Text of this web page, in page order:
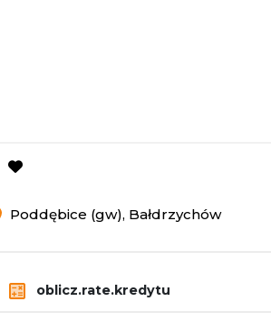
favorite
Bałdrzychów
Poddębice (gw), Bałdrzychów
oblicz.rate.kredytu